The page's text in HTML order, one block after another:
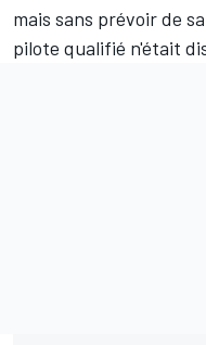
mais sans prévoir de
pilote qualifié n'était